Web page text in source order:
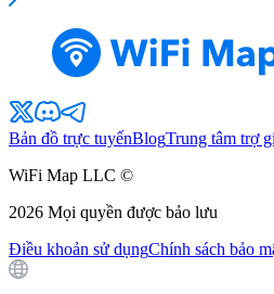
Bản đồ trực tuyếnBlogTrung tâm trợ
WiFi Map LLC ©
2026 Mọi quyền được bảo lưu
Điều khoản sử dụngChính sách bảo